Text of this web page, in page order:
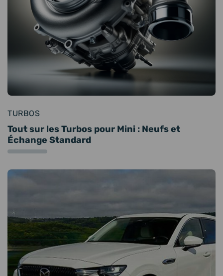
TURBOS
Tout sur les Turbos pour Mini : Neufs et
Échange Standard